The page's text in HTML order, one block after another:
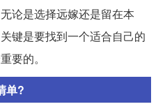
论是选择远嫁还是留在本
键是要找到一个适合自己的
要的。
单?